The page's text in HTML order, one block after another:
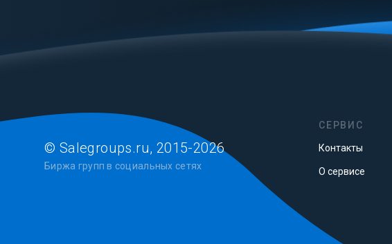
СЕРВИС
Контакты
О сервисе
© Salegroups.ru, 2015-2026
Биржа групп в социальных сетях